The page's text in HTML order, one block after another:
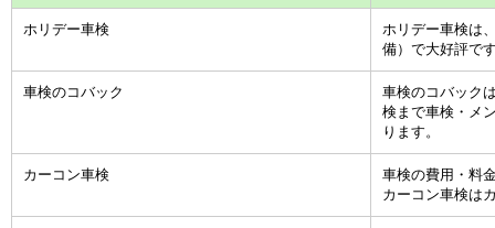
ホリデー車検
ホリデー車検は
備）で大好評で
車検のコバック
車検のコバック
検まで車検・メ
ります。
カーコン車検
車検の費用・料
カーコン車検は